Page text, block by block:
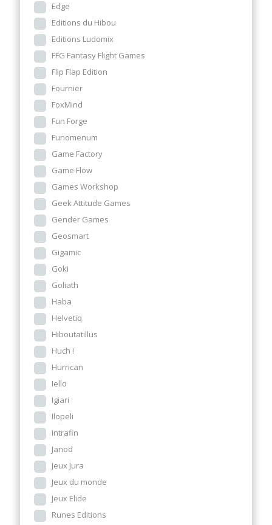
Edge
Editions du Hibou
Editions Ludomix
FFG Fantasy Flight Games
Flip Flap Edition
Fournier
FoxMind
Fun Forge
Funomenum
Game Factory
Game Flow
Games Workshop
Geek Attitude Games
Gender Games
Geosmart
Gigamic
Goki
Goliath
Haba
Helvetiq
Hiboutatillus
Huch !
Hurrican
Iello
Igiari
Ilopeli
Intrafin
Janod
Jeux Jura
Jeux du monde
Jeux Elide
Runes Editions